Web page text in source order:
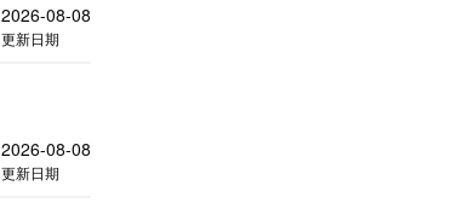
2026-08-08
更新日期
2026-08-08
更新日期